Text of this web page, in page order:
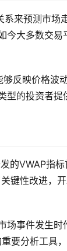
来预测市场
今大多数交
反映价格波
的投资者提
的VWAP指
键性改进，
场事件发生
要分析工具